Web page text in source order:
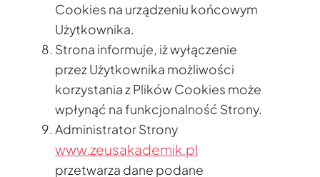
Cookies na urządzeniu końcowym
Użytkownika.
Strona informuje, iż wyłączenie
przez Użytkownika możliwości
korzystania z Plików Cookies może
wpłynąć na funkcjonalność Strony.
Administrator Strony
www.zeusakademik.pl
przetwarza dane podane